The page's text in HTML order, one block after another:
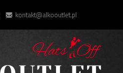
kontakt@alkooutlet.pl